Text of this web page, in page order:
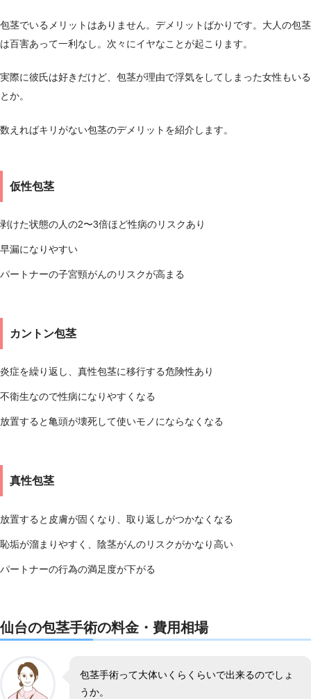
包茎でいるメリットはありません。デメリットばかりです。大人の包茎
は百害あって一利なし。次々にイヤなことが起こります。
実際に彼氏は好きだけど、包茎が理由で浮気をしてしまった女性もいる
とか。
数えればキリがない包茎のデメリットを紹介します。
仮性包茎
剥けた状態の人の2〜3倍ほど性病のリスクあり
早漏になりやすい
パートナーの子宮頸がんのリスクが高まる
カントン包茎
炎症を繰り返し、真性包茎に移行する危険性あり
不衛生なので性病になりやすくなる
放置すると亀頭が壊死して使いモノにならなくなる
真性包茎
放置すると皮膚が固くなり、取り返しがつかなくなる
恥垢が溜まりやすく、陰茎がんのリスクがかなり高い
パートナーの行為の満足度が下がる
仙台の包茎手術の料金・費用相場
包茎手術って大体いくらくらいで出来るのでしょ
うか。